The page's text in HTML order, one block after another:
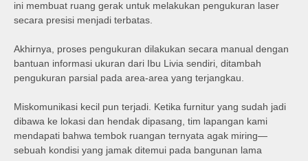
ini membuat ruang gerak untuk melakukan pengukuran laser
secara presisi menjadi terbatas.
Akhirnya, proses pengukuran dilakukan secara manual dengan
bantuan informasi ukuran dari Ibu Livia sendiri, ditambah
pengukuran parsial pada area-area yang terjangkau.
Miskomunikasi kecil pun terjadi. Ketika furnitur yang sudah jadi
dibawa ke lokasi dan hendak dipasang, tim lapangan kami
mendapati bahwa tembok ruangan ternyata agak miring—
sebuah kondisi yang jamak ditemui pada bangunan lama